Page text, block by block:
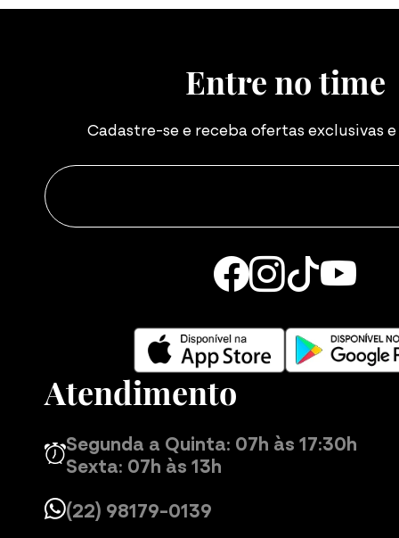
Entre no time
Cadastre-se e receba ofertas exclusivas
Atendimento
Segunda a Quinta: 07h às 17:30h
Sexta: 07h às 13h
(22) 98179-0139